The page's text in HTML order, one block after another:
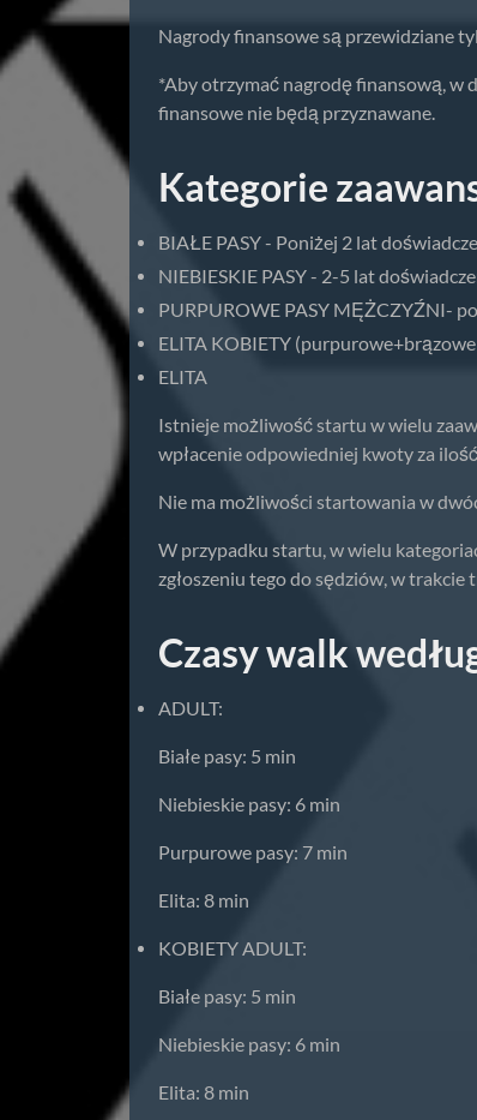
Nagrody finansowe są przewidziane
*Aby otrzymać nagrodę finansową, w
finansowe nie będą przyznawane.
Kategorie
BIAŁE PASY - Poniżej 2 lat
NIEBIESKIE PASY - 2-5 lat
PURPUROWE PASY MĘŻCZYŹNI-
ELITA KOBIETY (purpurowe+brązowe
ELITA
Istnieje możliwość startu w wielu
wpłacenie odpowiedniej kwoty za
Nie ma możliwości startowania w
W przypadku startu, w wielu
zgłoszeniu tego do sędziów, w
Czasy walk
ADULT:
Białe pasy: 5 min
Niebieskie pasy: 6 min
Purpurowe pasy: 7 min
Elita: 8 min
KOBIETY ADULT:
Białe pasy: 5 min
Niebieskie pasy: 6 min
Elita: 8 min